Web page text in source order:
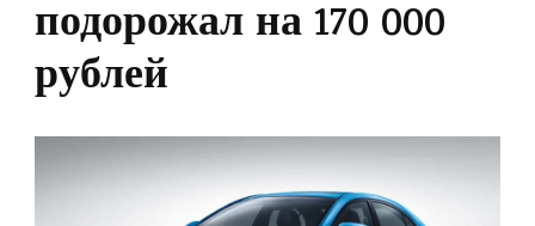
подорожал на 170 000
рублей